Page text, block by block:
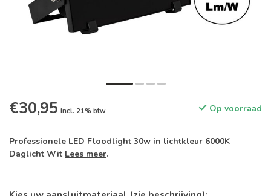
€30,95 Incl. 21% btw Op voorraad
Professionele LED Floodlight 30w in lichtkleur 6000K
Daglicht Wit Lees meer.